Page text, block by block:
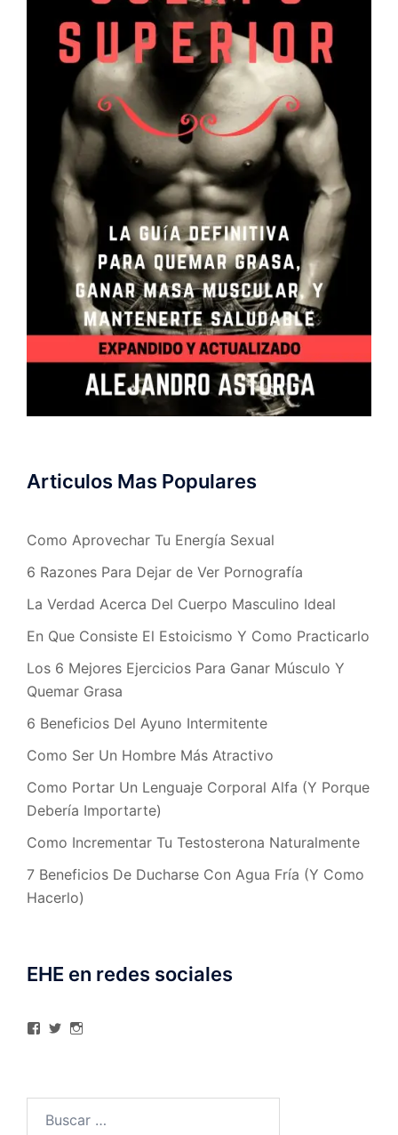
Articulos Mas Populares
Como Aprovechar Tu Energía Sexual
6 Razones Para Dejar de Ver Pornografía
La Verdad Acerca Del Cuerpo Masculino Ideal
En Que Consiste El Estoicismo Y Como Practicarlo
Los 6 Mejores Ejercicios Para Ganar Músculo Y
Quemar Grasa
6 Beneficios Del Ayuno Intermitente
Como Ser Un Hombre Más Atractivo
Como Portar Un Lenguaje Corporal Alfa (Y Porque
Debería Importarte)
Como Incrementar Tu Testosterona Naturalmente
7 Beneficios De Ducharse Con Agua Fría (Y Como
Hacerlo)
EHE en redes sociales
Ver
Facebook
Ver
TwitterInstagram